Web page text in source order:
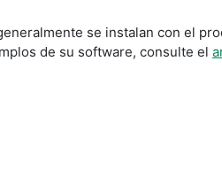
se instalan con el
de su software, consulte el